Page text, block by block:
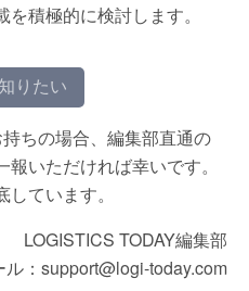
積極的に検討します。
りたい
ちの場合、編集部直通の
いただければ幸いです。
ています。
LOGISTICS TODAY編集部
ル：support@logi-today.com